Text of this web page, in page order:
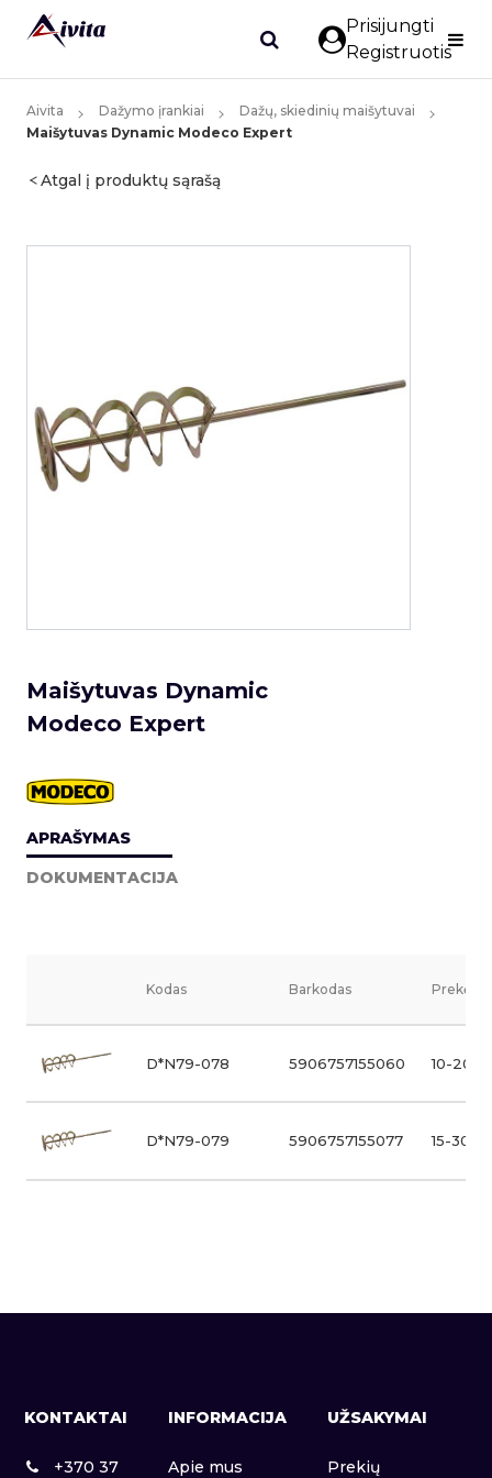
Prisijungti
Registruotis
Aivita Dažymo įrankiai
Dažų, skiedinių maišytuvai
Maišytuvas Dynamic Modeco Expert
Atgal į produktų sąrašą
Maišytuvas Dynamic
Modeco Expert
APRAŠYMAS
DOKUMENTACIJA
Kodas Barkodas Prekės
D*N79-078 5906757155060 10-20
D*N79-079 5906757155077 15-30
KONTAKTAI
+370 37
INFORMACIJA
Apie mus
UŽSAKYMAI
Prekių